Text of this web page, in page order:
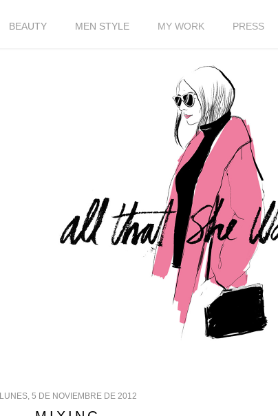
BEAUTY MEN STYLE MY WORK PRESS
LUNES, 5 DE NOVIEMBRE DE 2012